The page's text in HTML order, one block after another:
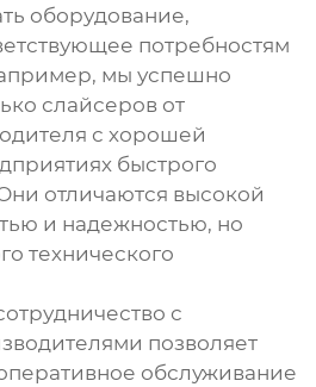
оборудование,
потребностям
мы успешно
слайсеров от
с хорошей
быстрого
отличаются высокой
и надежностью, но
технического
с
позволяет
обслуживание